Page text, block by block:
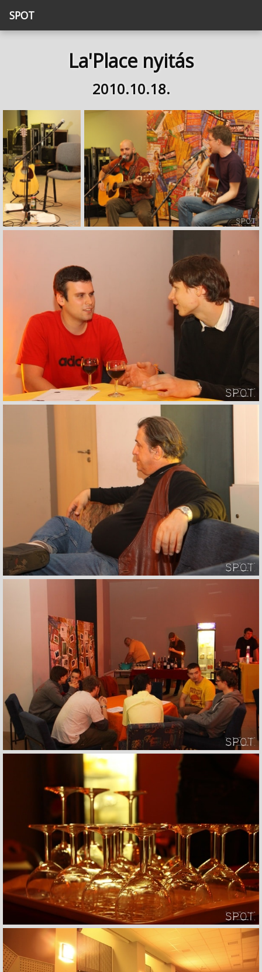
SPOT
La'Place nyitás
2010.10.18.